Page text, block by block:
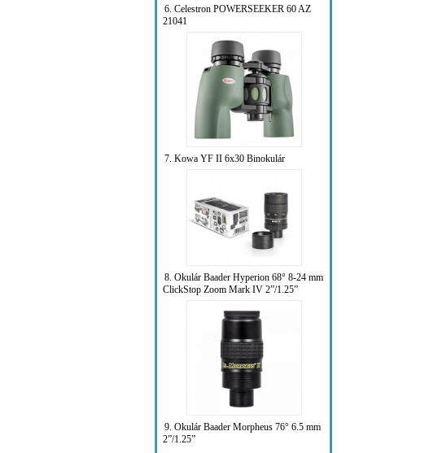
6. Celestron POWERSEEKER 60 AZ
21041
7. Kowa YF II 6x30 Binokulár
8. Okulár Baader Hyperion 68° 8-24 mm
ClickStop Zoom Mark IV 2”/1.25”
9. Okulár Baader Morpheus 76° 6.5 mm
2”/1.25”